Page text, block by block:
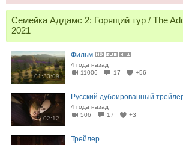
Семейка Аддамс 2: Горящий тур / The
2021
01:33:09
Фильм
4 года назад
11006
17 +56
02:12
Русский дубоированный
4 года назад
506
17 +3
Трейлер